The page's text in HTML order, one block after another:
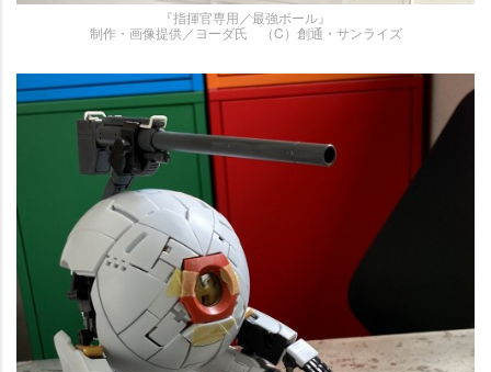
『指揮官専用／最強ボール』
制作・画像提供／ヨーダ氏 （C）創通・サンライズ